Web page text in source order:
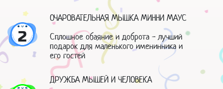
2
ОЧАРОВАТЕЛЬНАЯ МЫШКА МИННИ МАУС
Сплошное обаяние и доброта - лучший
подарок для маленького именинника и
его гостей
ДРУЖБА МЫШЕЙ И ЧЕЛОВЕКА